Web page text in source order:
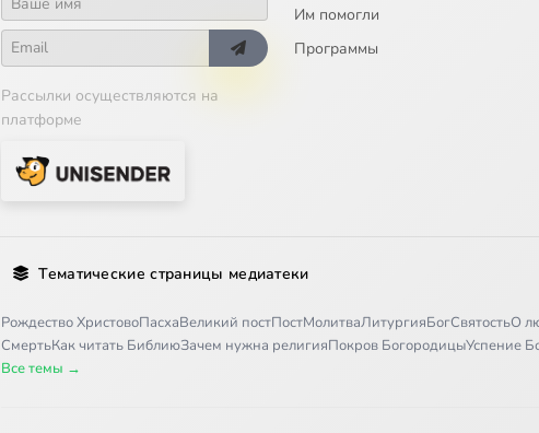
Рассылки осуществляются на
платформе
Им помогли
Программы
Тематические страницы медиатеки
Рождество ХристовоПасхаВеликий постПостМолитваЛитургияБогСвятостьО
СмертьКак читать БиблиюЗачем нужна религияПокров БогородицыУспение
Все темы →